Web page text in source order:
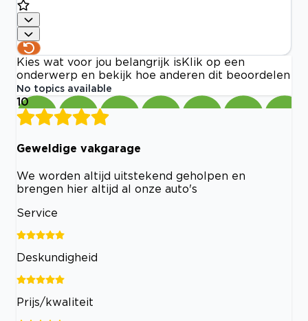
Kies wat voor jou belangrijk is Klik op een
onderwerp en bekijk hoe anderen dit beoordelen
No topics available
10
Geweldige vakgarage
We worden altijd uitstekend geholpen en
brengen hier altijd al onze auto's
Service
Deskundigheid
Prijs/kwaliteit